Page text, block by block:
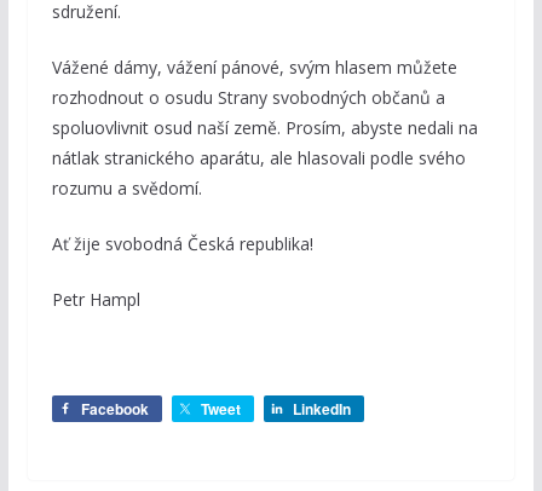
sdružení.
Vážené dámy, vážení pánové, svým hlasem můžete
rozhodnout o osudu Strany svobodných občanů a
spoluovlivnit osud naší země. Prosím, abyste nedali na
nátlak stranického aparátu, ale hlasovali podle svého
rozumu a svědomí.
Ať žije svobodná Česká republika!
Petr Hampl
Facebook Tweet LinkedIn